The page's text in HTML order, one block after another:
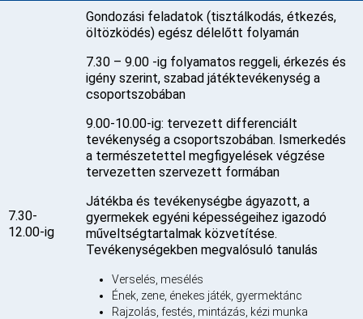
7.30-
12.00-ig
Gondozási feladatok (tisztálkodás, étkezés,
öltözködés) egész délelőtt folyamán
7.30 – 9.00 -ig folyamatos reggeli, érkezés és
igény szerint, szabad játéktevékenység a
csoportszobában
9.00-10.00-ig: tervezett differenciált
tevékenység a csoportszobában. Ismerkedés
a természetettel megfigyelések végzése
tervezetten szervezett formában
Játékba és tevékenységbe ágyazott, a
gyermekek egyéni képességeihez igazodó
műveltségtartalmak közvetítése.
Tevékenységekben megvalósuló tanulás
Verselés, mesélés
Ének, zene, énekes játék, gyermektánc
Rajzolás, festés, mintázás, kézi munka